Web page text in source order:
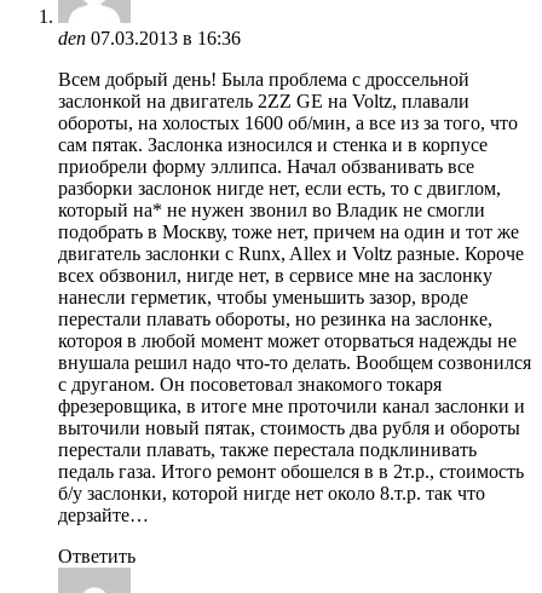
den 07.03.2013 в 16:36
Всем добрый день! Была проблема с дроссельной
заслонкой на двигатель 2ZZ GE на Voltz, плавали
обороты, на холостых 1600 об/мин, а все из за того, что
сам пятак. Заслонка износился и стенка и в корпусе
приобрели форму эллипса. Начал обзванивать все
разборки заслонок нигде нет, если есть, то с двиглом,
который на* не нужен звонил во Владик не смогли
подобрать в Москву, тоже нет, причем на один и тот же
двигатель заслонки с Runx, Allex и Voltz разные. Короче
всех обзвонил, нигде нет, в сервисе мне на заслонку
нанесли герметик, чтобы уменьшить зазор, вроде
перестали плавать обороты, но резинка на заслонке,
котороя в любой момент может оторваться надежды не
внушала решил надо что-то делать. Вообщем созвонился
с друганом. Он посоветовал знакомого токаря
фрезеровщика, в итоге мне проточили канал заслонки и
выточили новый пятак, стоимость два рубля и обороты
перестали плавать, также перестала подклинивать
педаль газа. Итого ремонт обошелся в в 2т.р., стоимость
б/у заслонки, которой нигде нет около 8.т.р. так что
дерзайте…
Ответить